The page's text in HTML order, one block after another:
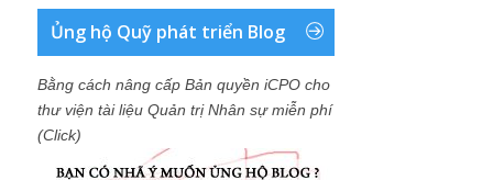
Ủng hộ Quỹ phát triển Blog
Bằng cách nâng cấp Bản quyền iCPO cho
thư viện tài liệu Quản trị Nhân sự miễn phí
(Click)